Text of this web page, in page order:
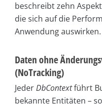
beschreibt zehn
die sich auf die
Anwendung auswirken.
Daten ohne
(NoTracking)
JederDbContextführt
bekannte Entitäten –